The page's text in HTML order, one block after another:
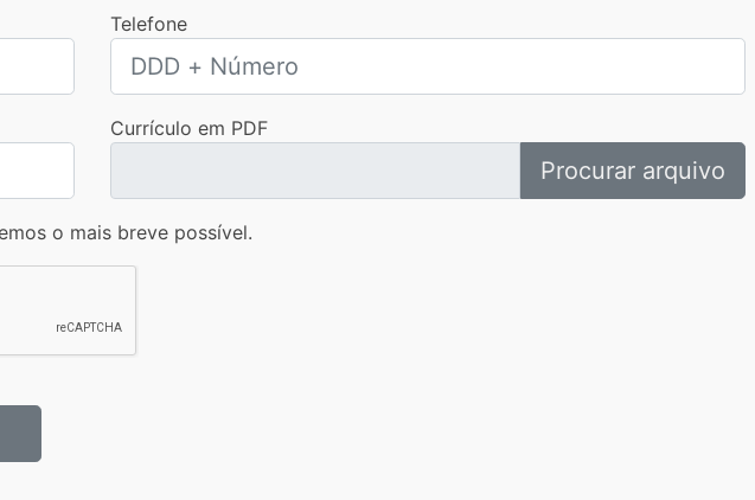
Telefone
Currículo em PDF
Procurar arquivo
o mais breve possível.